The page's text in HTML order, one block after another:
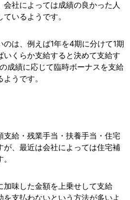
社によっては成績の良かった人
いるようです。
は、例えば1年を4期に分けて1期
いくらか支給すると決めて支給す
成績に応じて臨時ボーナスを支給
うです。
支給・残業手当・扶養手当・住宅
が、最近は会社によっては住宅補
加味した金額を上乗せして支給
を支払わないという方法が多いよ